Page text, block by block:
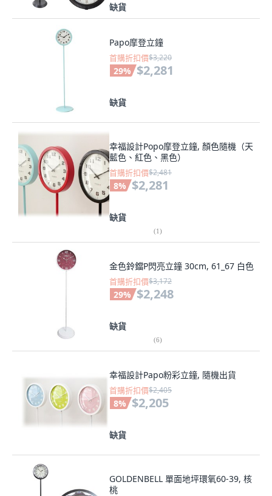
缺貨
Papo摩登立鐘
首購折扣價$3,220
29% $2,281
缺貨
幸福設計Popo摩登立鐘, 顏色隨機（天
藍色、紅色、黑色）
首購折扣價$2,481
8% $2,281
缺貨
(1)
金色鈴鐺P閃亮立鐘 30cm, 61_67 白色
首購折扣價$3,172
29% $2,248
缺貨
(6)
幸福設計Papo粉彩立鐘, 隨機出貨
首購折扣價$2,405
8% $2,205
缺貨
GOLDENBELL 單面地坪環氧60-39, 核
桃